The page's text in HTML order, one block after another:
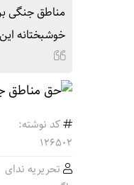
مناطق جنگی
خوشبختانه
کد نوشته:
126502
تحریریه ندای